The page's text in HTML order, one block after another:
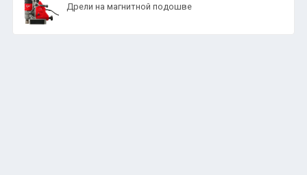
Дрели на магнитной подошве